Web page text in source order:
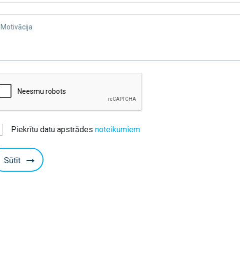
Motivācija
Piekrītu datu apstrādes noteikumiem
Sūtīt